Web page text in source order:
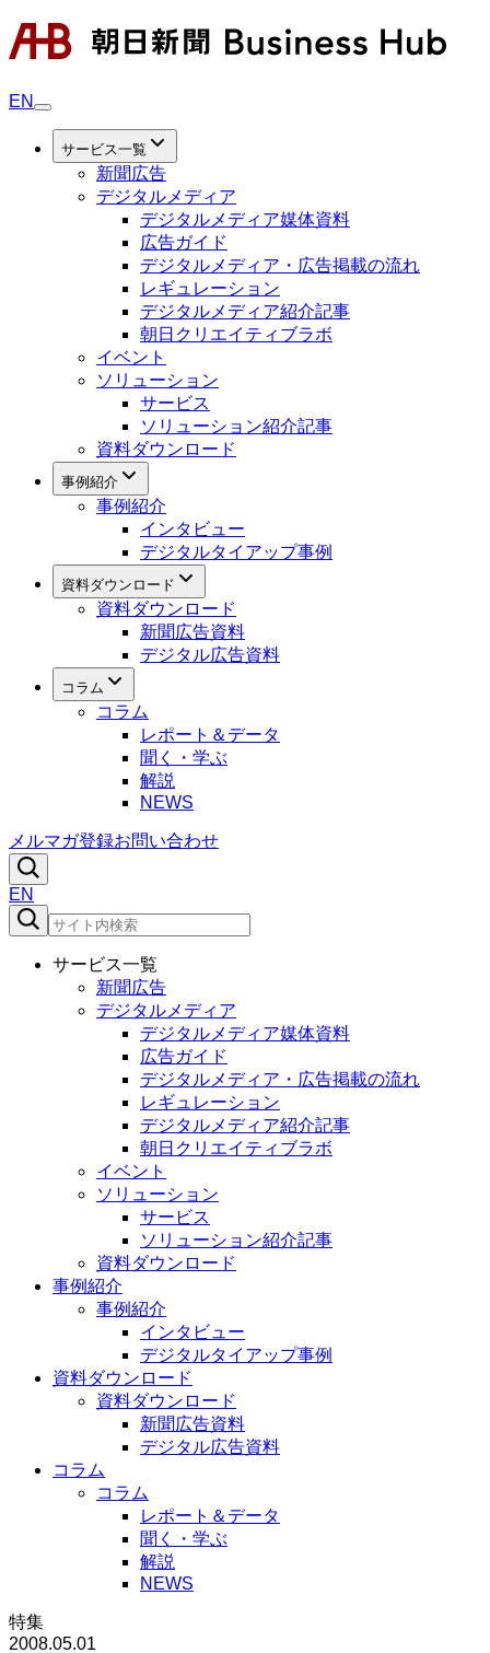
EN
サービス一覧
新聞広告
デジタルメディア
デジタルメディア媒体資料
広告ガイド
デジタルメディア・広告掲載の流れ
レギュレーション
デジタルメディア紹介記事
朝日クリエイティブラボ
イベント
ソリューション
サービス
ソリューション紹介記事
資料ダウンロード
事例紹介
事例紹介
インタビュー
デジタルタイアップ事例
資料ダウンロード
資料ダウンロード
新聞広告資料
デジタル広告資料
コラム
コラム
レポート＆データ
聞く・学ぶ
解説
NEWS
メルマガ登録お問い合わせ
EN
サービス一覧
新聞広告
デジタルメディア
デジタルメディア媒体資料
広告ガイド
デジタルメディア・広告掲載の流れ
レギュレーション
デジタルメディア紹介記事
朝日クリエイティブラボ
イベント
ソリューション
サービス
ソリューション紹介記事
資料ダウンロード
事例紹介
事例紹介
インタビュー
デジタルタイアップ事例
資料ダウンロード
資料ダウンロード
新聞広告資料
デジタル広告資料
コラム
コラム
レポート＆データ
聞く・学ぶ
解説
NEWS
特集
2008.05.01